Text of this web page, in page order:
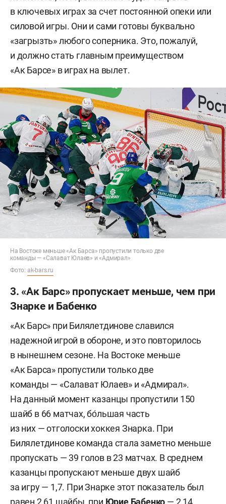
в ключевых играх за счет постоянной опеки или
силовой игры. Они и сами готовы буквально
«загрызть» любого соперника. Это, пожалуй,
и должно стать главным преимуществом
«Ак Барсе» в играх на вылет.
На Востоке меньше «Ак Барса» пропустили только две
команды — «Салават Юлаев» и «Адмирал»
Фото: ak-bars.ru
3. «Ак Барс» пропускает меньше, чем при
Знарке и Бабенко
«Ак Барс» при Билялетдинове славился
надежной игрой в обороне, и это повторилось
в нынешнем сезоне. На Востоке меньше
«Ак Барса» пропустили только две
команды — «Салават Юлаев» и «Адмирал».
На данный момент казанцы пропустили 150
шайб в 66 матчах, бо́льшая часть
из них — отголоски хоккея Знарка. При
Билялетдинове команда стала заметно меньше
пропускать — 39 голов в 23 матчах. В среднем
казанцы пропускают меньше двух шайб
за игру — 1,7. При Знарке этот показатель был